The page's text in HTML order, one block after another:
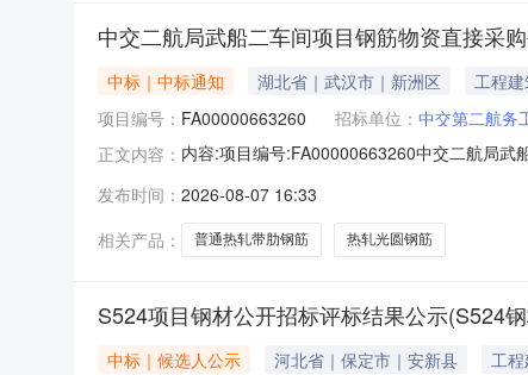
中交二航局武船二车间项目钢筋物资直接采
中标｜中标通知 湖北省｜武汉市｜新洲区 工程
项目编号： FA00000663260 招标单位： 中交第二航务
正文内容： 内容:项目编号:FA00000663260中交二航局武
面积5633.59㎡，地上1层。其中钢结构厂房
发布时间： 2026-08-07 16:33
相关产品：
普通热轧带肋钢筋 热轧光圆钢筋
S524项目钢材公开招标评标结果公示(S524
中标｜候选人公示 河北省｜保定市｜安新县 工